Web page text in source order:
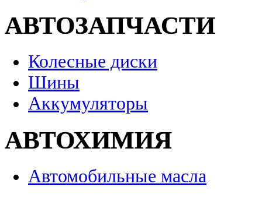
АВТОЗАПЧАСТИ
Колесные диски
Шины
Аккумуляторы
АВТОХИМИЯ
Автомобильные масла